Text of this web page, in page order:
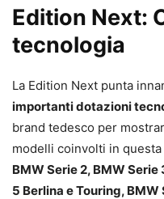
Edition Next:
tecnologia
La Edition Next punta
importanti dotazioni
brand tedesco per
modelli coinvolti in
BMW Serie 2, BMW
5 Berlina e Touring, BMW